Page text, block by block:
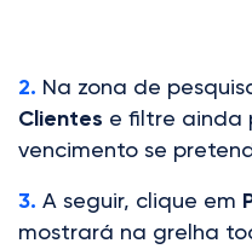
2. Na zona de
Clientes e filtre ainda
vencimento se
3. A seguir, clique em
mostrará na grelha